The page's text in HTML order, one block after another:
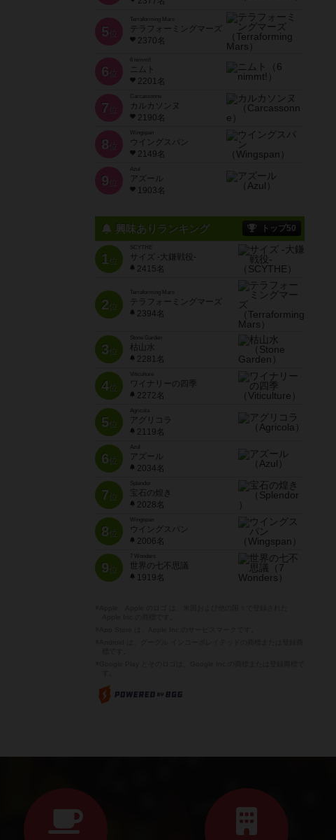
5 位
Terraforming Mars
テラフォーミングマーズ
2370名
6 位
ニムト
2201名
7 位
Carcassonne
カルカソンヌ
2190名
8 位
Wingspan
ウイングスパン
2149名
9 位
Azul
アズール
1903名
興味ありランキング トップ50
1位
SCYTHE
サイズ -大鎌戦役-
2415名
2位
Terraforming Mars
テラフォーミングマーズ
2394名
3位
Stone Garden
枯山水
2281名
4位
Viticulture
ワイナリーの四季
2272名
5位
Agricola
アグリコラ
2119名
6位
Azul
アズール
2034名
7位
宝石の煌き
2028名
8位
Wingspan
ウイングスパン
2006名
9位
7 Wonders
世界の七不思議
1919名